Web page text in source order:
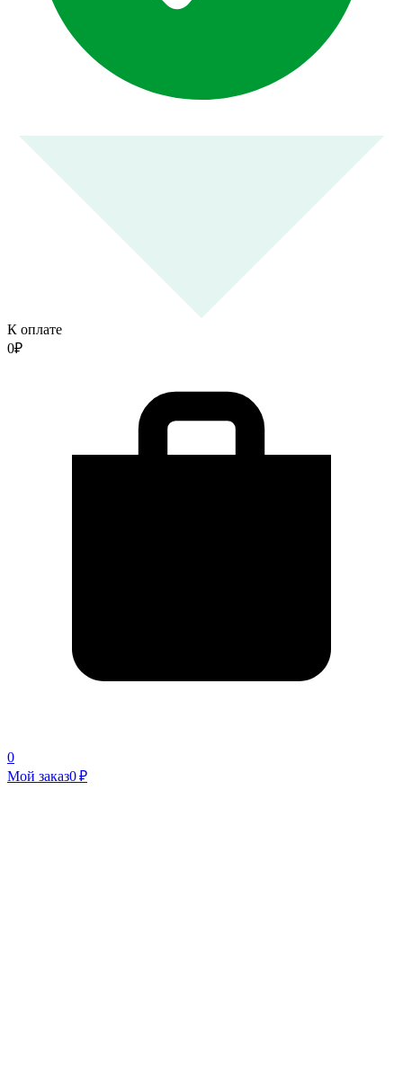
К оплате
0₽
0
Мой заказ0 ₽